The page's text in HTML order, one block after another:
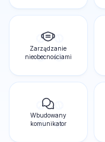
Zarządzanie
nieobecnościami
Wbudowany
komunikator